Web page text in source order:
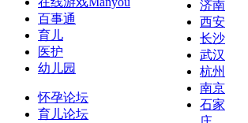
济南
西安
长沙
武汉
杭州
南京
石家
百事通
育儿
医护
幼儿园
怀孕论坛
育儿论坛